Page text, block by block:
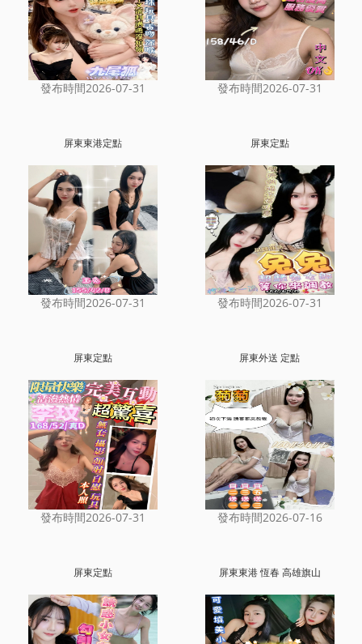
發布時間2026-07-31 發布時間2026-07-31
屏東東港定點
發布時間2026-07-31
屏東定點
發布時間2026-07-31
屏東定點
發布時間2026-07-31
屏東外送 定點
發布時間2026-07-16
屏東定點 屏東東港 恆春 高雄旗山